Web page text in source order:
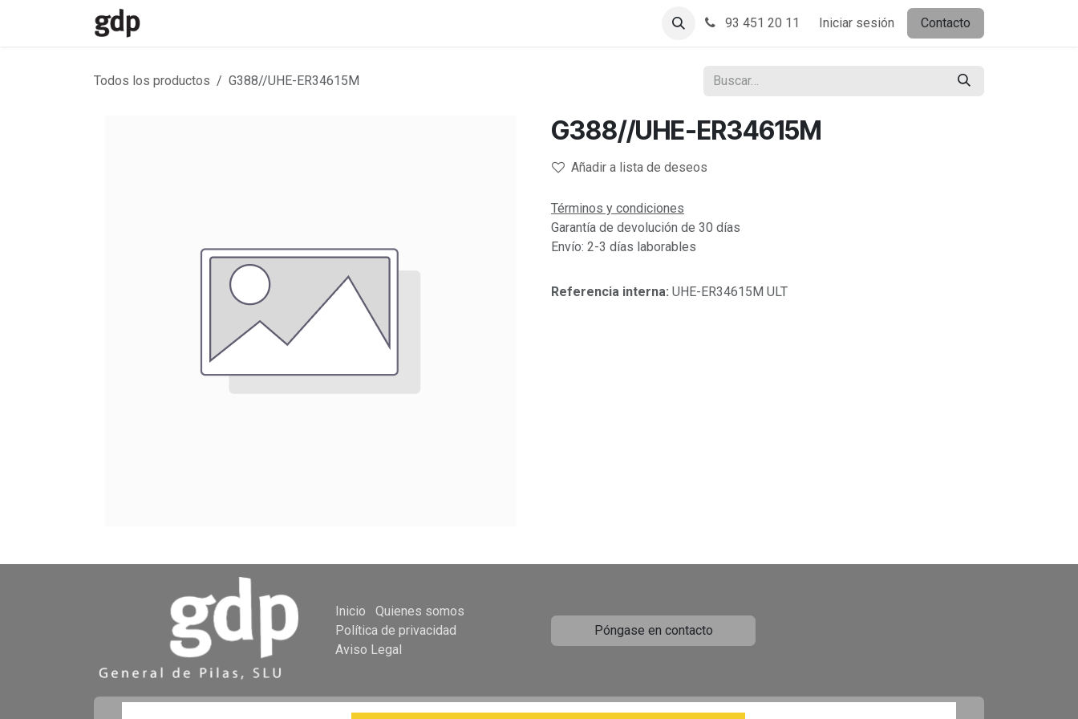
93 451 20 11 Iniciar sesión Contacto
Todos los productos G388//UHE-ER34615M
G388//UHE-ER34615M
Añadir a lista de deseos
Términos y condiciones
Garantía de devolución de 30 días
Envío: 2-3 días laborables
Referencia interna: UHE-ER34615M ULT
Inicio
Quienes somos
Política de privacidad
Aviso Legal
Póngase en contacto